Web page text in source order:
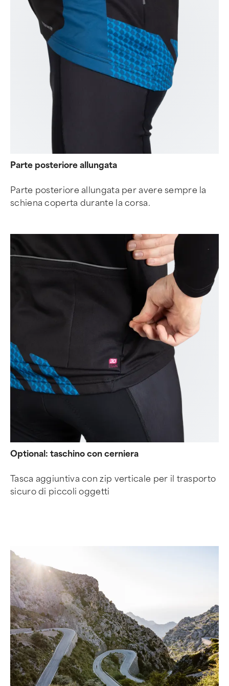
Parte posteriore allungata
Parte posteriore allungata per avere sempre la
schiena coperta durante la corsa.
Optional: taschino con cerniera
Tasca aggiuntiva con zip verticale per il trasporto
sicuro di piccoli oggetti